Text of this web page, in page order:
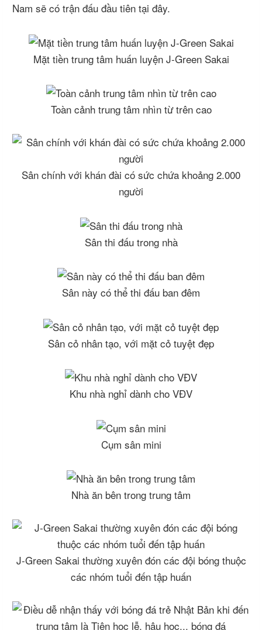
Nam sẽ có trận đấu đầu tiên tại đây.
Mặt tiền trung tâm huấn luyện J-Green Sakai
Toàn cảnh trung tâm nhìn từ trên cao
Sân chính với khán đài có sức chứa khoảng 2.000
người
Sân thi đấu trong nhà
Sân này có thể thi đấu ban đêm
Sân cỏ nhân tạo, với mặt cỏ tuyệt đẹp
Khu nhà nghỉ dành cho VĐV
Cụm sân mini
Nhà ăn bên trong trung tâm
J-Green Sakai thường xuyên đón các đội bóng thuộc
các nhóm tuổi đến tập huấn